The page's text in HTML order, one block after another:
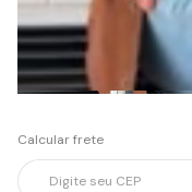
Calcular frete